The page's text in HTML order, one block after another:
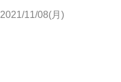
2021/11/08(月)